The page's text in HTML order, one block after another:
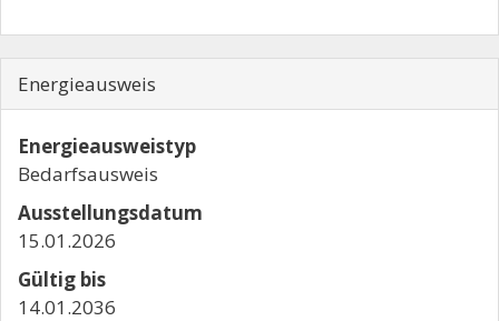
Energieausweis
Energieausweistyp
Bedarfs­ausweis
Ausstellungsdatum
15.01.2026
Gültig bis
14.01.2036